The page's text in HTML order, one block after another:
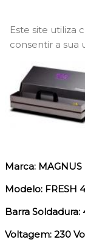
Este site utiliza
consentir a sua
Marca: MAGNUS
Modelo: FRESH
Barra
Voltagem: 230